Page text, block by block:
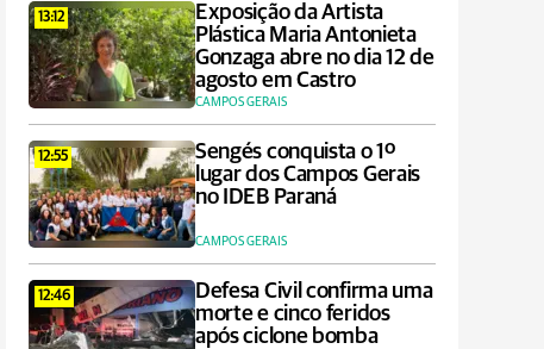
13:12
Exposição da Artista
Plástica Maria Antonieta
Gonzaga abre no dia 12 de
agosto em Castro
CAMPOS GERAIS
12:55
Sengés conquista o 1º
lugar dos Campos Gerais
no IDEB Paraná
CAMPOS GERAIS
12:46
Defesa Civil confirma uma
morte e cinco feridos
após ciclone bomba